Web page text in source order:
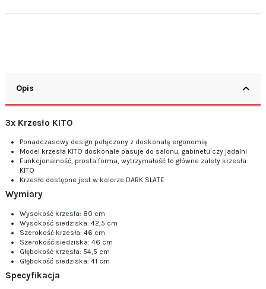
Opis
3x Krzesło KITO
Ponadczasowy design połączony z doskonałą ergonomią
Model krzesła KITO doskonale pasuje do salonu, gabinetu czy jadalni
Funkcjonalność, prosta forma, wytrzymałość to główne zalety krzesła
KITO
Krzesło dostępne jest w kolorze DARK SLATE
Wymiary
Wysokość krzesła: 80 cm
Wysokość siedziska: 42,5 cm
Szerokość krzesła: 46 cm
Szerokość siedziska: 46 cm
Głębokość krzesła: 54,5 cm
Głębokość siedziska: 41 cm
Specyfikacja